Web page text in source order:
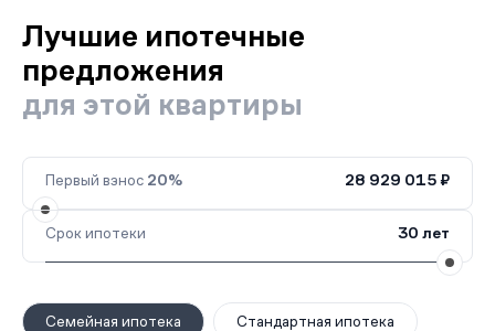
Лучшие ипотечные
предложения
для этой квартиры
Первый взнос 20% 28 929 015 ₽
Срок ипотеки 30 лет
Семейная ипотека Стандартная ипотека